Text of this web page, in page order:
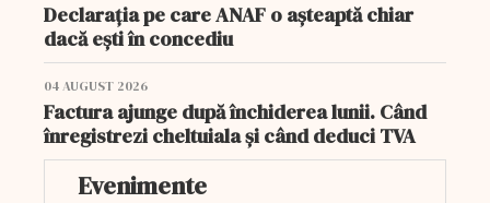
Declarația pe care ANAF o așteaptă chiar
dacă ești în concediu
04 AUGUST 2026
Factura ajunge după închiderea lunii. Când
înregistrezi cheltuiala și când deduci TVA
Evenimente